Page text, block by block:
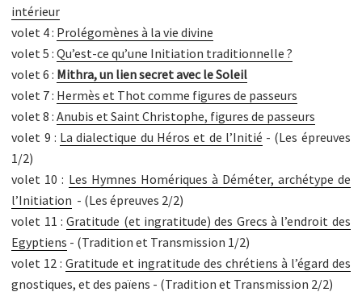
intérieur
volet 4 : Prolégomènes à la vie divine
volet 5 :Qu’est-ce qu’une Initiation traditionnelle ?
volet 6 : Mithra, un lien secret avec le Soleil
volet 7 : Hermès et Thot comme figures de passeurs
volet 8 :Anubis et Saint Christophe, figures de passeurs
volet 9 : La dialectique du Héros et de l’Initié - (Les épreuves
1/2)
volet 10 : Les Hymnes Homériques à Déméter, archétype de
l’Initiation - (Les épreuves 2/2)
volet 11 :Gratitude (et ingratitude) des Grecs à l’endroit des
Egyptiens - (Tradition et Transmission 1/2)
volet 12 :Gratitude et ingratitude des chrétiens à l’égard des
gnostiques, et des païens - (Tradition et Transmission 2/2)